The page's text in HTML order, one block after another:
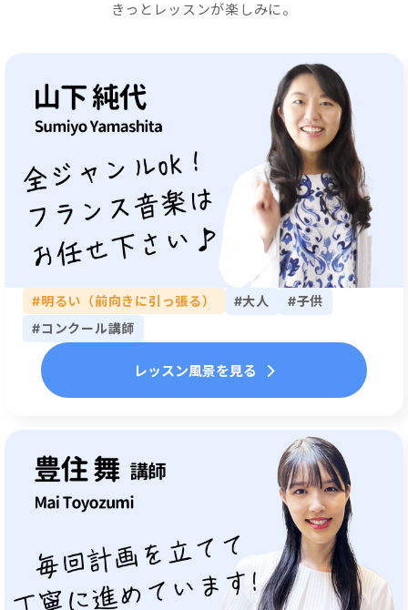
きっとレッスンが楽しみに。
#明るい（前向きに引っ張る） #大人
#子供
#コンクール講師
レッスン風景を見る